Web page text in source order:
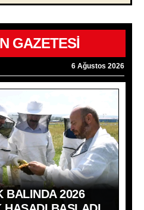
GAZETESİ
6 Ağustos 2026
BALINDA 2026